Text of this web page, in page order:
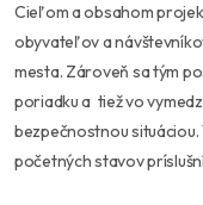
Cieľom a obsahom
obyvateľov a
mesta. Zároveň sa tým
poriadku a tiež vo
bezpečnostnou
početných stavov